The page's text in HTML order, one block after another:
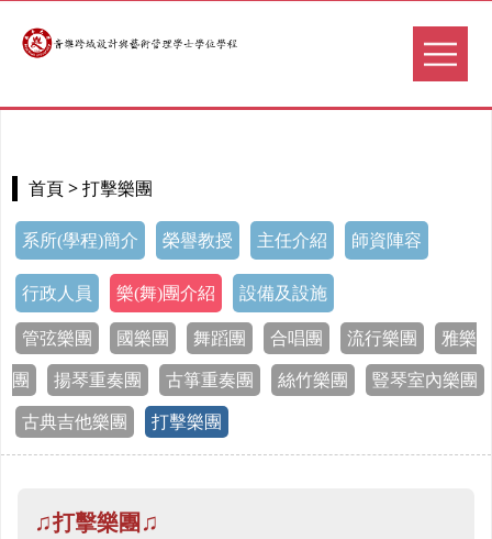
首頁 > 打擊樂團
系所(學程)簡介 榮譽教授 主任介紹 師資陣容
行政人員 樂(舞)團介紹 設備及設施
管弦樂團 國樂團 舞蹈團 合唱團 流行樂團 雅樂
團 揚琴重奏團 古箏重奏團 絲竹樂團 豎琴室內樂團
古典吉他樂團 打擊樂團
♫打擊樂團♫